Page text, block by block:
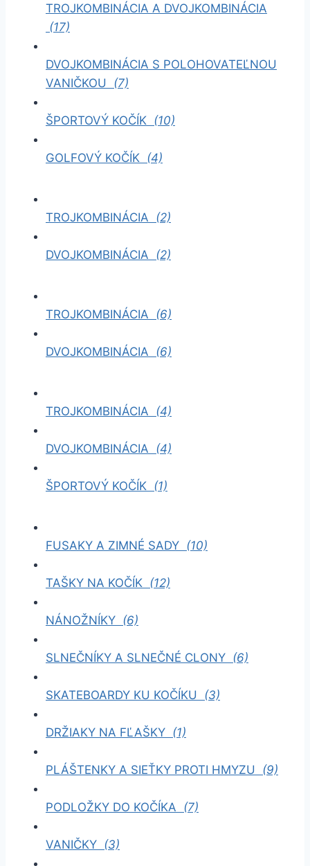
TROJKOMBINÁCIA A DVOJKOMBINÁCIA
(17)
DVOJKOMBINÁCIA S POLOHOVATEĽNOU
VANIČKOU (7)
ŠPORTOVÝ KOČÍK (10)
GOLFOVÝ KOČÍK (4)
TROJKOMBINÁCIA (2)
DVOJKOMBINÁCIA (2)
TROJKOMBINÁCIA (6)
DVOJKOMBINÁCIA (6)
TROJKOMBINÁCIA (4)
DVOJKOMBINÁCIA (4)
ŠPORTOVÝ KOČÍK (1)
FUSAKY A ZIMNÉ SADY (10)
TAŠKY NA KOČÍK (12)
NÁNOŽNÍKY (6)
SLNEČNÍKY A SLNEČNÉ CLONY (6)
SKATEBOARDY KU KOČÍKU (3)
DRŽIAKY NA FĽAŠKY (1)
PLÁŠTENKY A SIEŤKY PROTI HMYZU (9)
PODLOŽKY DO KOČÍKA (7)
VANIČKY (3)